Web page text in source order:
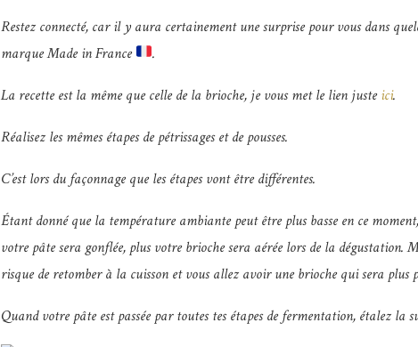
Restez connecté, car il y aura certainement une surprise pour vous dans
marque Made in France
.
La recette est la même que celle de la brioche, je vous met le lien juste ici.
Réalisez les mêmes étapes de pétrissages et de pousses.
C’est lors du façonnage que les étapes vont être différentes.
Étant donné que la température ambiante peut être plus basse en ce
votre pâte sera gonflée, plus votre brioche sera aérée lors de la dégustation.
risque de retomber à la cuisson et vous allez avoir une brioche qui sera plus
Quand votre pâte est passée par toutes tes étapes de fermentation, étalez la